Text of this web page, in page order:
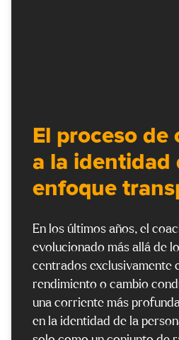
El proceso de
a la identidad
enfoque
En los últimos años, el
evolucionado más allá de
centrados exclusivamente
rendimiento o cambio
una corriente más
en la identidad de la